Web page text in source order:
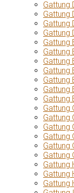
Gattung
Gattung
Gattung
Gattung
Gattung
Gattung
Gattung
Gattung
Gattung
Gattung
Gattung
Gattung
Gattung
Gattung
Gattung
Gattung
Gattung
Gattung
Gattung
Gattung